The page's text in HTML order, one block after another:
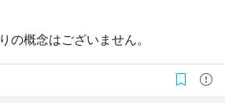
の概念はございません。